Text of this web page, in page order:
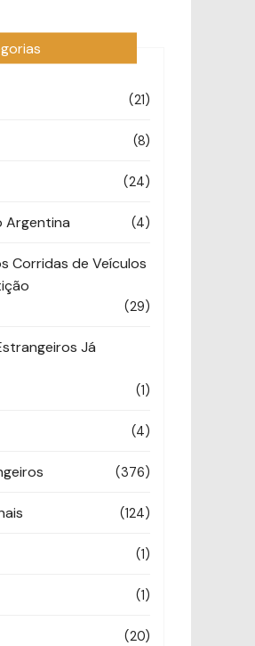
(21)
(8)
(24)
Argentina (4)
Corridas de Veículos
(29)
Já
(1)
(4)
(376)
(124)
(1)
(1)
(20)